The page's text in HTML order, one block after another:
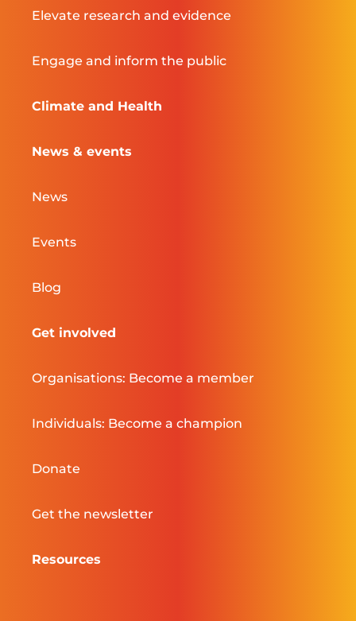
Elevate research and evidence
Engage and inform the public
Climate and Health
News & events
News
Events
Blog
Get involved
Organisations: Become a member
Individuals: Become a champion
Donate
Get the newsletter
Resources